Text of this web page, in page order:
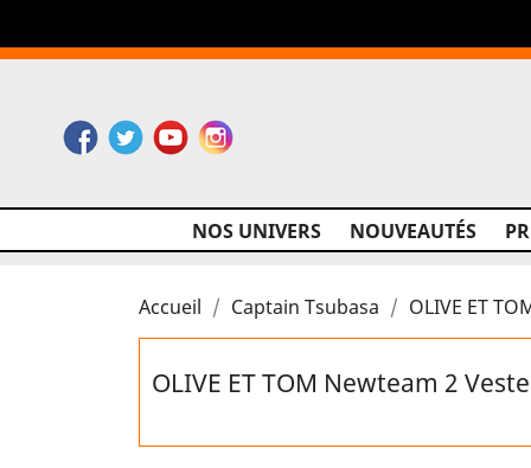
Facebook
TwitterYouTubeInstagram
NOS UNIVERS NOUVEAUTÉS
Accueil Captain Tsubasa OLIVE ET
OLIVE ET TOM Newteam 2